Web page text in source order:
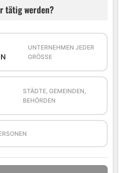
tätig werden?
UNTERNEHMEN JEDER
GRÖSSE
STÄDTE, GEMEINDEN,
BEHÖRDEN